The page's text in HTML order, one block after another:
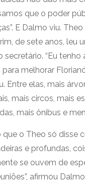
que o poder
E Dalmo viu.
de sete anos, leu
secretário. “Eu tenho
para melhorar
Entre elas, mais
mais circos, mais
mais ônibus e
que o Theo só disse
e profundas,
se ouvem de
afirmou